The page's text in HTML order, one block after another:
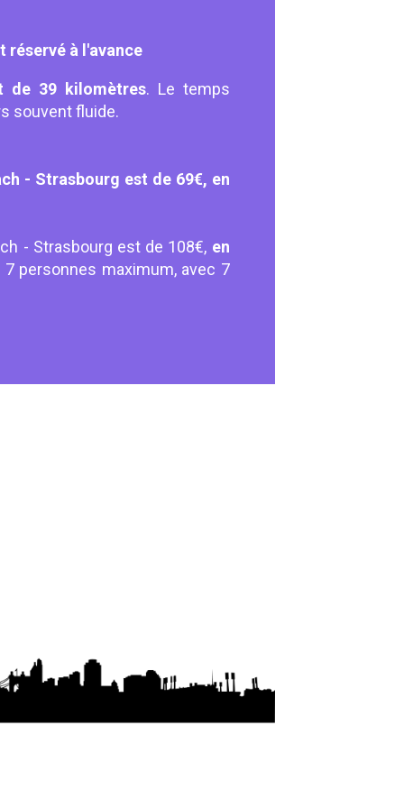
réservé à l'avance
de 39 kilomètres. Le temps
souvent fluide.
- Strasbourg est de 69€, en
- Strasbourg est de 108€, en
personnes maximum, avec 7